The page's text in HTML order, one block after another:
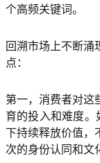
个高频关键词。
回溯市场上不断涌
点：
第一，消费者对这
育的投入和难度。
下持续释放价值，
次的身份认同和